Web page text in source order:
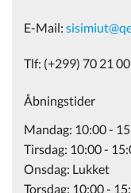
E-Mail:
Tlf: (+299) 70 21 00
Åbningstider
Mandag: 10:00 -
Tirsdag: 10:00 -
Onsdag: Lukket
Torsdag: 10:00 -